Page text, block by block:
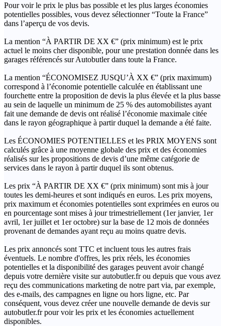
Pour voir le prix le plus bas possible et les plus larges économies
potentielles possibles, vous devez sélectionner “Toute la France”
dans l’aperçu de vos devis.
La mention “À PARTIR DE XX €” (prix minimum) est le prix
actuel le moins cher disponible, pour une prestation donnée dans les
garages référencés sur Autobutler dans toute la France.
La mention “ÉCONOMISEZ JUSQU’À XX €” (prix maximum)
correspond à l’économie potentielle calculée en établissant une
fourchette entre la proposition de devis la plus élevée et la plus basse
au sein de laquelle un minimum de 25 % des automobilistes ayant
fait une demande de devis ont réalisé l’économie maximale citée
dans le rayon géographique à partir duquel la demande a été faite.
Les ÉCONOMIES POTENTIELLES et les PRIX MOYENS sont
calculés grâce à une moyenne globale des prix et des économies
réalisés sur les propositions de devis d’une même catégorie de
services dans le rayon à partir duquel ils sont obtenus.
Les prix “À PARTIR DE XX €” (prix minimum) sont mis à jour
toutes les demi-heures et sont indiqués en euros. Les prix moyens,
prix maximum et économies potentielles sont exprimées en euros ou
en pourcentage sont mises à jour trimestriellement (1er janvier, 1er
avril, 1er juillet et 1er octobre) sur la base de 12 mois de données
provenant de demandes ayant reçu au moins quatre devis.
Les prix annoncés sont TTC et incluent tous les autres frais
éventuels. Le nombre d'offres, les prix réels, les économies
potentielles et la disponibilité des garages peuvent avoir changé
depuis votre dernière visite sur autobutler.fr ou depuis que vous avez
reçu des communications marketing de notre part via, par exemple,
des e-mails, des campagnes en ligne ou hors ligne, etc. Par
conséquent, vous devez créer une nouvelle demande de devis sur
autobutler.fr pour voir les prix et les économies actuellement
disponibles.